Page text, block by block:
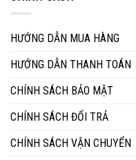
HƯỚNG DẪN MUA HÀNG
HƯỚNG DẪN THANH TOÁN
CHÍNH SÁCH BẢO MẬT
CHÍNH SÁCH ĐỔI TRẢ
CHÍNH SÁCH VẬN CHUYỂN